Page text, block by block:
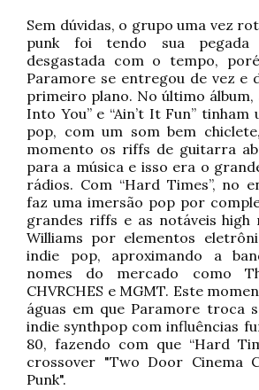
Sem dúvidas, o grupo uma vez
punk foi tendo sua pegada
desgastada com o tempo,
Paramore se entregou de vez e
primeiro plano. No último álbum,
Into You” e “Ain’t It Fun” tinham
pop, com um som bem
momento os riffs de guitarra
para a música e isso era o
rádios. Com “Hard Times”, no
faz uma imersão pop por
grandes riffs e as notáveis high
Williams por elementos
indie pop, aproximando a
nomes do mercado como
CHVRCHES e MGMT. Este
águas em que Paramore troca
indie synthpop com influências
80, fazendo com que “Hard
crossover "Two Door Cinema
Punk".